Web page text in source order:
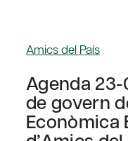
Amics del País
Agenda
de govern
Econòmica